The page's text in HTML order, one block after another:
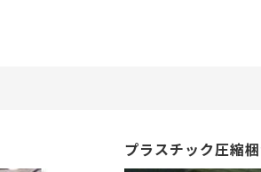
プラスチック圧縮